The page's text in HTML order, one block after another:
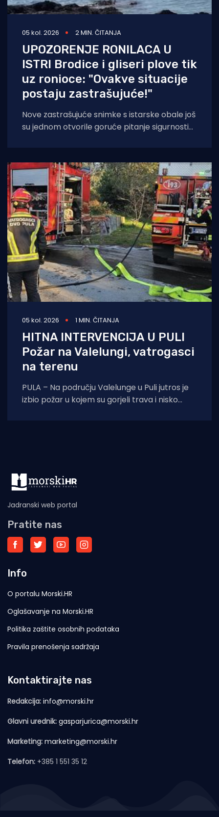
05 kol. 2026 2 MIN. ČITANJA
UPOZORENJE RONILACA U
ISTRI Brodice i gliseri plove tik
uz ronioce: "Ovakve situacije
postaju zastrašujuće!"
Nove zastrašujuće snimke s istarske obale još
su jednom otvorile goruće pitanje sigurnosti
05 kol. 2026 1 MIN. ČITANJA
HITNA INTERVENCIJA U PULI
Požar na Valelungi, vatrogasci
na terenu
PULA – Na području Valelunge u Puli jutros je
izbio požar u kojem su gorjeli trava i nisko
Jadranski web portal
Pratite nas
Info
O portalu Morski.HR
Oglašavanje na Morski.HR
Politika zaštite osobnih podataka
Pravila prenošenja sadržaja
Kontaktirajte nas
Redakcija: info@morski.hr
Glavni urednik: gasparjurica@morski.hr
Marketing: marketing@morski.hr
Telefon: +385 1 551 35 12